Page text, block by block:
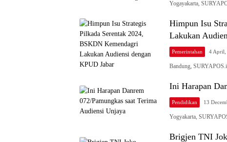
Yogayakarta,
Himpun Isu
Lakukan
Pemerintahan 4 April,
Bandung,
Ini Harapan
Pendidikan 13
Yogyakarta,
Brigjen TNI